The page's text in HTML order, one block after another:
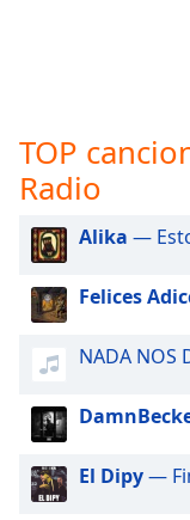
opens
subtitles
settings
dialog
subtitles
selected
Track
Picture-
in-
Fullscreen
This
TOP
Radio
Alika —
Felices
NADA NOS
El Dipy—